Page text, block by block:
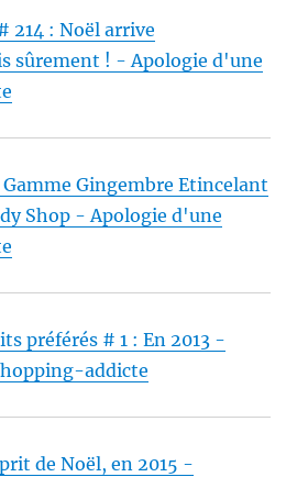
214 : Noël arrive
sûrement ! - Apologie d'une
Gamme Gingembre Etincelant
Shop - Apologie d'une
préférés # 1 : En 2013 -
addicte
de Noël, en 2015 -